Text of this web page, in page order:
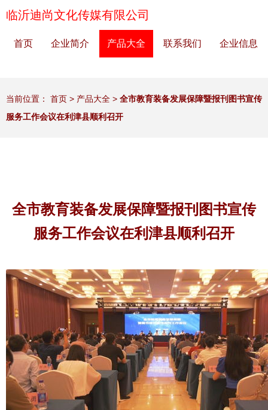
临沂迪尚文化传媒有限公司
首页 企业简介 产品大全 联系我们 企业信息
当前位置： 首页 > 产品大全 > 全市教育装备发展保障暨报刊图书宣传
服务工作会议在利津县顺利召开
全市教育装备发展保障暨报刊图书宣传
服务工作会议在利津县顺利召开